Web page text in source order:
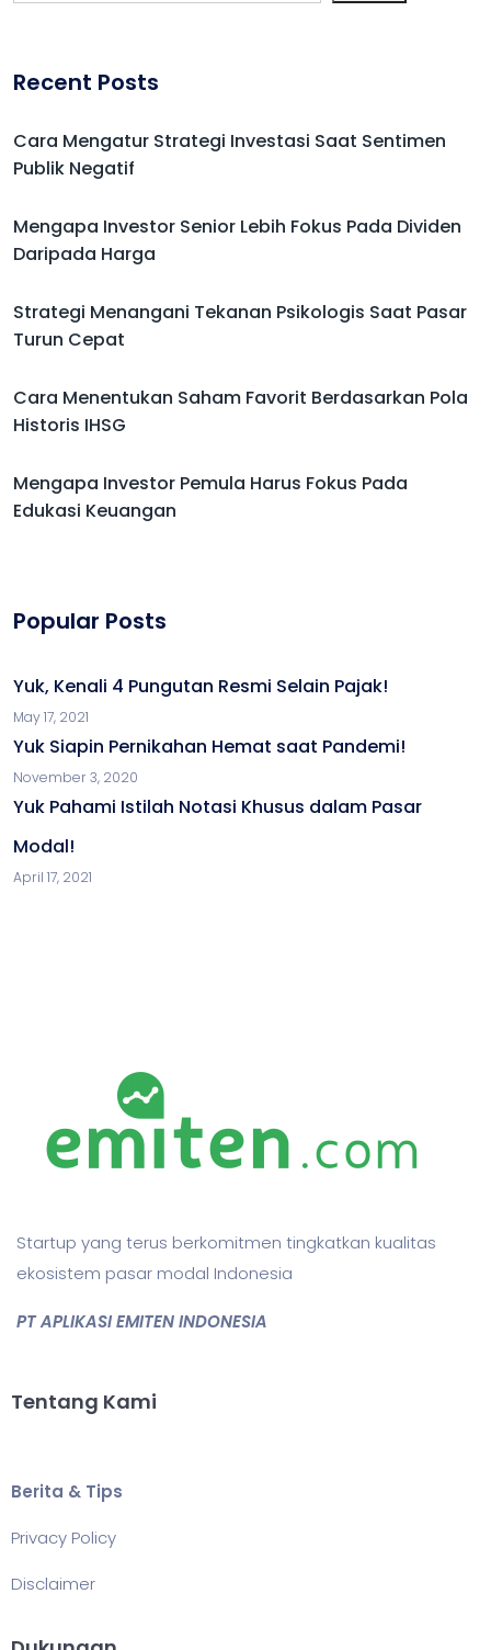
Recent Posts
Cara Mengatur Strategi Investasi Saat Sentimen
Publik Negatif
Mengapa Investor Senior Lebih Fokus Pada Dividen
Daripada Harga
Strategi Menangani Tekanan Psikologis Saat Pasar
Turun Cepat
Cara Menentukan Saham Favorit Berdasarkan Pola
Historis IHSG
Mengapa Investor Pemula Harus Fokus Pada
Edukasi Keuangan
Popular Posts
Yuk, Kenali 4 Pungutan Resmi Selain Pajak!
May 17, 2021
Yuk Siapin Pernikahan Hemat saat Pandemi!
November 3, 2020
Yuk Pahami Istilah Notasi Khusus dalam Pasar
Modal!
April 17, 2021
Startup yang terus berkomitmen tingkatkan kualitas
ekosistem pasar modal Indonesia
PT APLIKASI EMITEN INDONESIA
Tentang Kami
Berita & Tips
Privacy Policy
Disclaimer